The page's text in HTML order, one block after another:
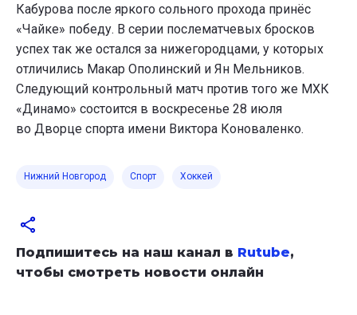
Кабурова после яркого сольного прохода принёс
«Чайке» победу. В серии послематчевых бросков
успех так же остался за нижегородцами, у которых
отличились Макар Ополинский и Ян Мельников.
Следующий контрольный матч против того же МХК
«Динамо» состоится в воскресенье 28 июля
во Дворце спорта имени Виктора Коноваленко.
Нижний Новгород Спорт Хоккей
Подпишитесь на наш канал в Rutube,
чтобы смотреть новости онлайн